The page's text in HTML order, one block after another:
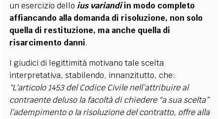
un esercizio dello ius variandiin modo completo
affiancando alla domanda di risoluzione, non solo
quella di restituzione, ma anche quella di
risarcimento danni.
I giudici di legittimità motivano tale scelta
interpretativa, stabilendo, innanzitutto, che:
“L’articolo 1453 del Codice Civile nell’attribuire al
contraente deluso la facoltà di chiedere “a sua scelta”
l’adempimento o la risoluzione del contratto, offre alla